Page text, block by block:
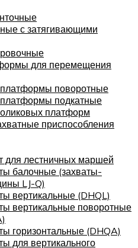
с затягивающими
для перемещения
поворотные
подкатные
платформ
приспособления
для лестничных маршей
балочные (захваты-
LJ-Q)
вертикальные (DHQL)
вертикальные поворотные
горизонтальные (DHQA)
для вертикального